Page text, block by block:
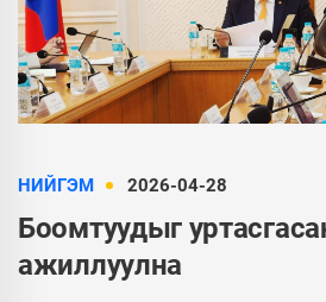
НИЙГЭМ 2026-04-28
Боомтуудыг
ажиллуулна